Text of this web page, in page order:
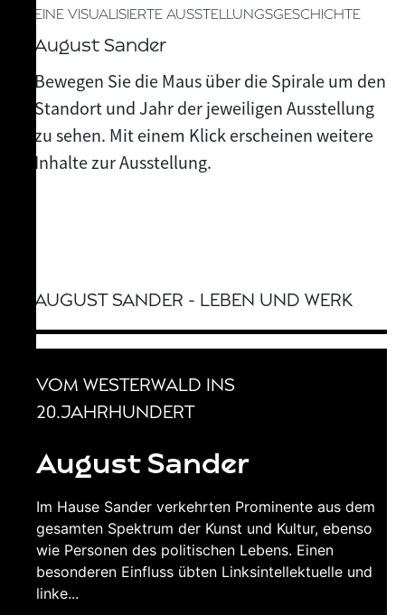
EINE VISUALISIERTE AUSSTELLUNGSGESCHICHTE
August Sander
Bewegen Sie die Maus über die Spirale um den
Standort und Jahr der jeweiligen Ausstellung
zu sehen. Mit einem Klick erscheinen weitere
Inhalte zur Ausstellung.
AUGUST SANDER - LEBEN UND WERK
VOM WESTERWALD INS
20.JAHRHUNDERT
August Sander
Im Hause Sander verkehrten Prominente aus dem
gesamten Spektrum der Kunst und Kultur, ebenso
wie Personen des politischen Lebens. Einen
besonderen Einfluss übten Linksintellektuelle und
linke...